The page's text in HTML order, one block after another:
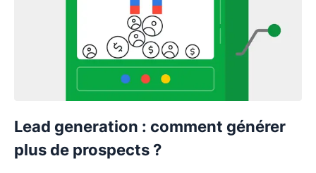
Lead generation : comment générer
plus de prospects ?